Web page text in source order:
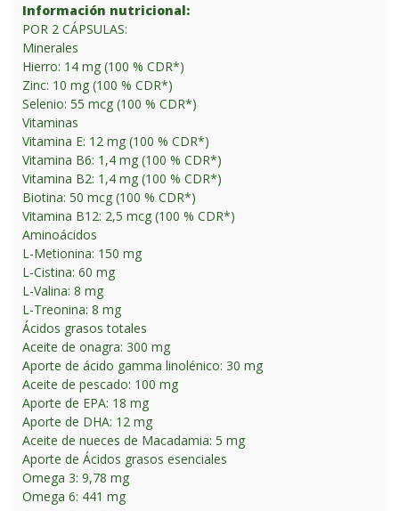
Información nutricional:
POR 2 CÁPSULAS:
Minerales
Hierro: 14 mg (100 % CDR*)
Zinc: 10 mg (100 % CDR*)
Selenio: 55 mcg (100 % CDR*)
Vitaminas
Vitamina E: 12 mg (100 % CDR*)
Vitamina B6: 1,4 mg (100 % CDR*)
Vitamina B2: 1,4 mg (100 % CDR*)
Biotina: 50 mcg (100 % CDR*)
Vitamina B12: 2,5 mcg (100 % CDR*)
Aminoácidos
L-Metionina: 150 mg
L-Cistina: 60 mg
L-Valina: 8 mg
L-Treonina: 8 mg
Ácidos grasos totales
Aceite de onagra: 300 mg
Aporte de ácido gamma linolénico: 30 mg
Aceite de pescado: 100 mg
Aporte de EPA: 18 mg
Aporte de DHA: 12 mg
Aceite de nueces de Macadamia: 5 mg
Aporte de Ácidos grasos esenciales
Omega 3: 9,78 mg
Omega 6: 441 mg